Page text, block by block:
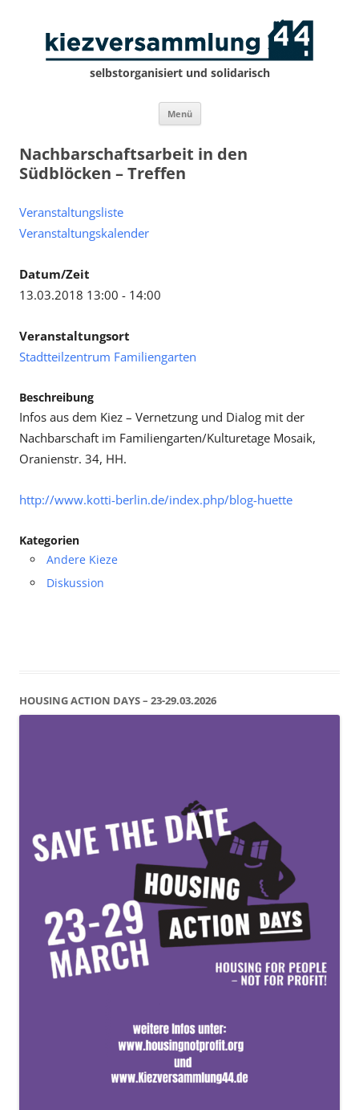
selbstorganisiert und solidarisch
Menü Zum
springen
Nachbarschaftsarbeit in den
Südblöcken – Treffen
Veranstaltungsliste
Veranstaltungskalender
Datum/Zeit
13.03.2018 13:00 - 14:00
Veranstaltungsort
Stadtteilzentrum Familiengarten
Beschreibung
Infos aus dem Kiez – Vernetzung und Dialog mit der
Nachbarschaft im Familiengarten/Kulturetage Mosaik,
Oranienstr. 34, HH.
http://www.kotti-berlin.de/index.php/blog-huette
Kategorien
Andere Kieze
Diskussion
HOUSING ACTION DAYS – 23-29.03.2026